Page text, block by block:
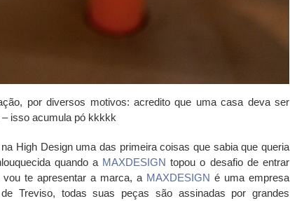
por diversos motivos: acredito que uma casa deva ser
isso acumula pó kkkkk
High Design uma das primeira coisas que sabia que queria
quando a MAXDESIGN topou o desafio de entrar
te apresentar a marca, a MAXDESIGN é uma empresa
Treviso, todas suas peças são assinadas por grandes